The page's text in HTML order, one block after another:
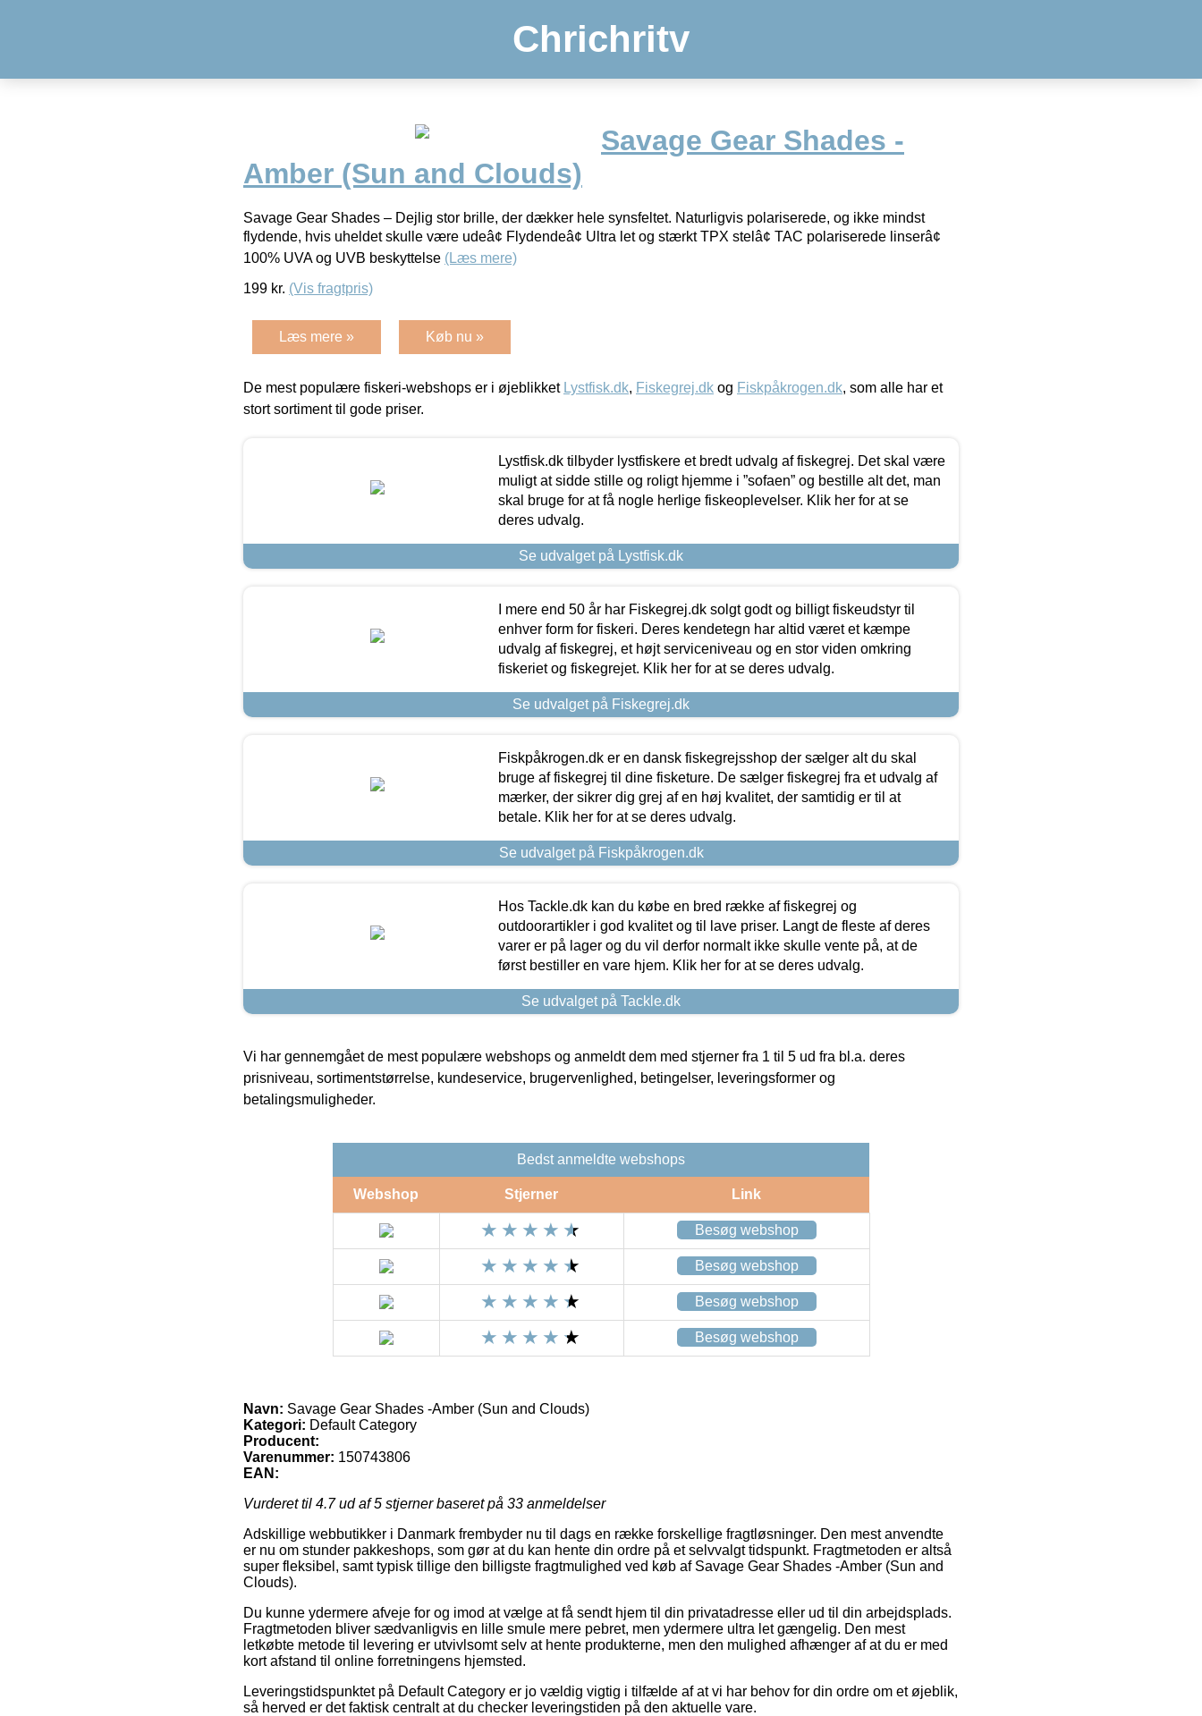
Chrichritv
Savage Gear Shades -
Amber (Sun and Clouds)
Savage Gear Shades – Dejlig stor brille, der dækker hele synsfeltet. Naturligvis polariserede, og ikke mindst
flydende, hvis uheldet skulle være udeâ¢ Flydendeâ¢ Ultra let og stærkt TPX stelâ¢ TAC polariserede linserâ¢
100% UVA og UVB beskyttelse (Læs mere)
199 kr. (Vis fragtpris)
Læs mere » Køb nu »
De mest populære fiskeri-webshops er i øjeblikket Lystfisk.dk, Fiskegrej.dk og Fiskpåkrogen.dk, som alle har et
stort sortiment til gode priser.
Lystfisk.dk tilbyder lystfiskere et bredt udvalg af fiskegrej. Det skal være
muligt at sidde stille og roligt hjemme i ”sofaen” og bestille alt det, man
skal bruge for at få nogle herlige fiskeoplevelser. Klik her for at se
deres udvalg.
Se udvalget på Lystfisk.dk
I mere end 50 år har Fiskegrej.dk solgt godt og billigt fiskeudstyr til
enhver form for fiskeri. Deres kendetegn har altid været et kæmpe
udvalg af fiskegrej, et højt serviceniveau og en stor viden omkring
fiskeriet og fiskegrejet. Klik her for at se deres udvalg.
Se udvalget på Fiskegrej.dk
Fiskpåkrogen.dk er en dansk fiskegrejsshop der sælger alt du skal
bruge af fiskegrej til dine fisketure. De sælger fiskegrej fra et udvalg af
mærker, der sikrer dig grej af en høj kvalitet, der samtidig er til at
betale. Klik her for at se deres udvalg.
Se udvalget på Fiskpåkrogen.dk
Hos Tackle.dk kan du købe en bred række af fiskegrej og
outdoorartikler i god kvalitet og til lave priser. Langt de fleste af deres
varer er på lager og du vil derfor normalt ikke skulle vente på, at de
først bestiller en vare hjem. Klik her for at se deres udvalg.
Se udvalget på Tackle.dk
Vi har gennemgået de mest populære webshops og anmeldt dem med stjerner fra 1 til 5 ud fra bl.a. deres
prisniveau, sortimentstørrelse, kundeservice, brugervenlighed, betingelser, leveringsformer og
betalingsmuligheder.
Bedst anmeldte webshops
Webshop Stjerner Link
Besøg webshop
Besøg webshop
Besøg webshop
Besøg webshop
Navn: Savage Gear Shades -Amber (Sun and Clouds)
Kategori: Default Category
Producent:
Varenummer: 150743806
EAN:
Vurderet til 4.7ud af 5 stjerner baseret på 33 anmeldelser
Adskillige webbutikker i Danmark frembyder nu til dags en række forskellige fragtløsninger. Den mest anvendte
er nu om stunder pakkeshops, som gør at du kan hente din ordre på et selvvalgt tidspunkt. Fragtmetoden er altså
super fleksibel, samt typisk tillige den billigste fragtmulighed ved køb af Savage Gear Shades -Amber (Sun and
Clouds).
Du kunne ydermere afveje for og imod at vælge at få sendt hjem til din privatadresse eller ud til din arbejdsplads.
Fragtmetoden bliver sædvanligvis en lille smule mere pebret, men ydermere ultra let gængelig. Den mest
letkøbte metode til levering er utvivlsomt selv at hente produkterne, men den mulighed afhænger af at du er med
kort afstand til online forretningens hjemsted.
Leveringstidspunktet på Default Category er jo vældig vigtig i tilfælde af at vi har behov for din ordre om et øjeblik,
så herved er det faktisk centralt at du checker leveringstiden på den aktuelle vare.